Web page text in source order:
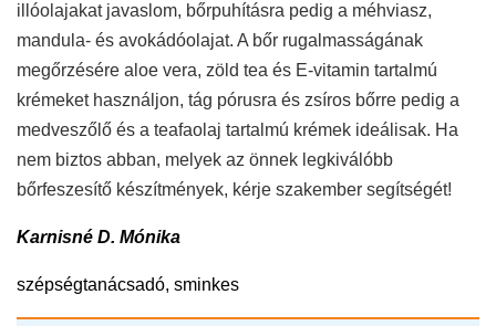
illóolajakat javaslom, bőrpuhításra pedig a méhviasz,
mandula- és avokádóolajat. A bőr rugalmasságának
megőrzésére aloe vera, zöld tea és E-vitamin tartalmú
krémeket használjon, tág pórusra és zsíros bőrre pedig a
medveszőlő és a teafaolaj tartalmú krémek ideálisak. Ha
nem biztos abban, melyek az önnek legkiválóbb
bőrfeszesítő készítmények, kérje szakember segítségét!
Karnisné D. Mónika
szépségtanácsadó, sminkes